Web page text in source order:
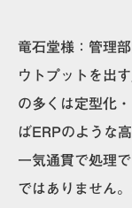
竜石堂様： 管理
ウトプットを出
の多くは定型化
ばERPのような
一気通貫で処理
ではありません